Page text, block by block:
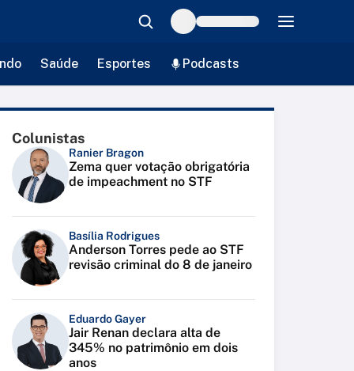
Saúde Esportes Podcasts
Colunistas
Ranier Bragon
Zema quer votação obrigatória
de impeachment no STF
Basília Rodrigues
Anderson Torres pede ao STF
revisão criminal do 8 de janeiro
Eduardo Gayer
Jair Renan declara alta de
345% no patrimônio em dois
anos